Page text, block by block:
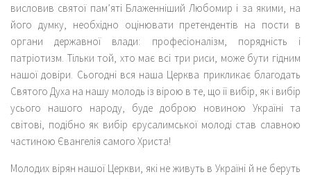
висловив святої пам’яті Блаженніший Любомир і за якими, на
його думку, необхідно оцінювати претендентів на пости в
органи державної влади: професіоналізм, порядність і
патріотизм. Тільки той, хто має всі три риси, може бути гідним
нашої довіри. Сьогодні вся наша Церква прикликає благодать
Святого Духа на нашу молодь із вірою в те, що її вибір, як і вибір
усього нашого народу, буде доброю новиною Україні та
світові, подібно як вибір єрусалимської молоді став славною
частиною Євангелія самого Христа!
Молодих вірян нашої Церкви, які не живуть в Україні й не беруть